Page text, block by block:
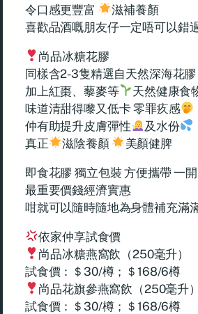
令口感更豐富
滋補養顏
喜歡品酒嘅朋友仔一定唔可以錯
尚品冰糖花膠
同樣含2-3隻精選自天然深海花
加上紅棗、藜麥等
天然健康食
味道清甜得嚟又低卡 零罪疚感
仲有助提升皮膚彈性
及水份
真正
滋陰養顏 美顏健脾
即食花膠 獨立包裝 方便攜帶 一
最重要價錢經濟實惠
咁就可以隨時隨地為身體補充滿
依家仲享試食價
尚品冰糖燕窩飲（250毫升）
試食價：＄30/樽；＄168/6樽
尚品花旗參燕窩飲（250毫升）
試食價：＄30/樽；＄168/6樽